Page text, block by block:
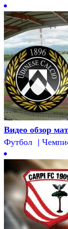
Видео обзор
Футбол |